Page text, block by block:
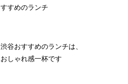
すすめのランチ
渋谷おすすめのランチは、
おしゃれ感一杯です